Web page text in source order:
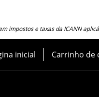
impostos e taxas da ICANN
inicial Carrinho de